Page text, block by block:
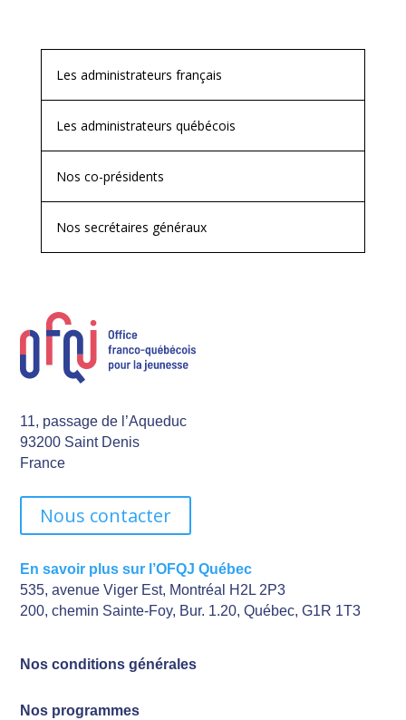
Les administrateurs français
Les administrateurs québécois
Nos co-présidents
Nos secrétaires généraux
11, passage de l’Aqueduc
93200 Saint Denis
France
Nous contacter
En savoir plus sur l’OFQJ Québec
535, avenue Viger Est, Montréal H2L 2P3
200, chemin Sainte-Foy, Bur. 1.20, Québec, G1R 1T3
Nos conditions générales
Nos programmes